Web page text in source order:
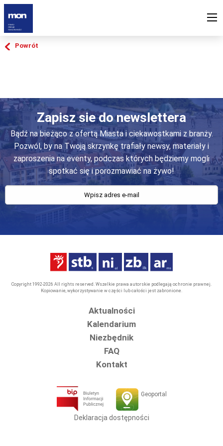
Powrót
Zapisz sie do newslettera
Bądź na bieżąco z ofertą Miasta i ciekawostkami z branży.
Pozwól, by na Twoją skrzynkę trafiały newsy, materiały i
zaproszenia na eventy, podczas których będziemy mogli
spotkać się i porozmawiać na żywo!
Copyright 1992-2026 All rights reserved. Wszelkie prawa autorskie podlegają ochronie prawnej.
Kopiowanie, wykorzystywanie w części lub całości jest zabronione.
Aktualności
Kalendarium
Niezbędnik
FAQ
Kontakt
Geoportal
Deklaracja dostępności